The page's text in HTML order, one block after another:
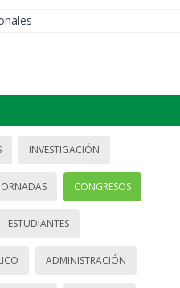
INVESTIGACIÓN
JORNADAS CONGRESOS
ESTUDIANTES
ADMINISTRACIÓN